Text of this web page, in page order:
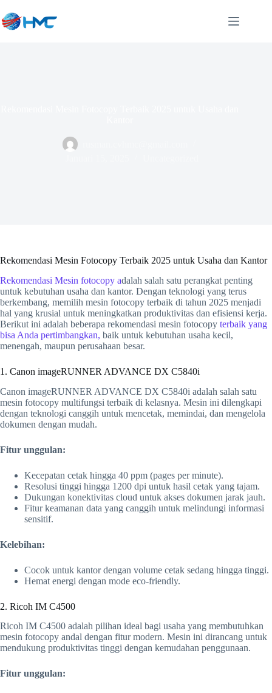
to
content
Rekomendasi Mesin Fotocopy Terbaik 2025 untuk Usaha dan Kantor
Rekomendasi Mesin fotocopy adalah salah satu perangkat penting
untuk kebutuhan usaha dan kantor. Dengan teknologi yang terus
berkembang, memilih mesin fotocopy terbaik di tahun 2025 menjadi
hal yang krusial untuk meningkatkan produktivitas dan efisiensi kerja.
Berikut ini adalah beberapa rekomendasi mesin fotocopy terbaik yang
bisa Anda pertimbangkan, baik untuk kebutuhan usaha kecil,
menengah, maupun perusahaan besar.
1. Canon imageRUNNER ADVANCE DX C5840i
Canon imageRUNNER ADVANCE DX C5840i adalah salah satu
mesin fotocopy multifungsi terbaik di kelasnya. Mesin ini dilengkapi
dengan teknologi canggih untuk mencetak, memindai, dan mengelola
dokumen dengan mudah.
Fitur unggulan:
Kecepatan cetak hingga 40 ppm (pages per minute).
Resolusi tinggi hingga 1200 dpi untuk hasil cetak yang tajam.
Dukungan konektivitas cloud untuk akses dokumen jarak jauh.
Fitur keamanan data yang canggih untuk melindungi informasi
sensitif.
Kelebihan:
Cocok untuk kantor dengan volume cetak sedang hingga tinggi.
Hemat energi dengan mode eco-friendly.
2. Ricoh IM C4500
Ricoh IM C4500 adalah pilihan ideal bagi usaha yang membutuhkan
mesin fotocopy andal dengan fitur modern. Mesin ini dirancang untuk
mendukung produktivitas tinggi dengan kemudahan penggunaan.
Fitur unggulan: